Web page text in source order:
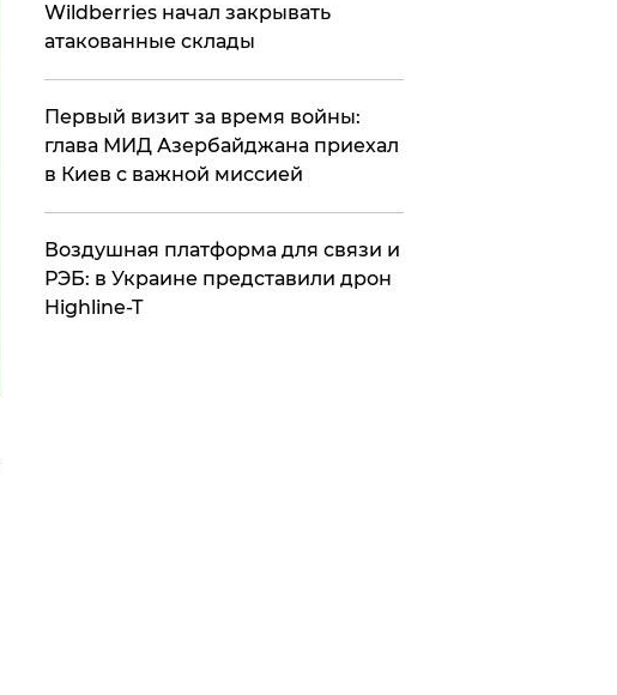
Wildberries начал закрывать
атакованные склады
Первый визит за время войны:
глава МИД Азербайджана приехал
в Киев с важной миссией
Воздушная платформа для связи и
РЭБ: в Украине представили дрон
Highline-T